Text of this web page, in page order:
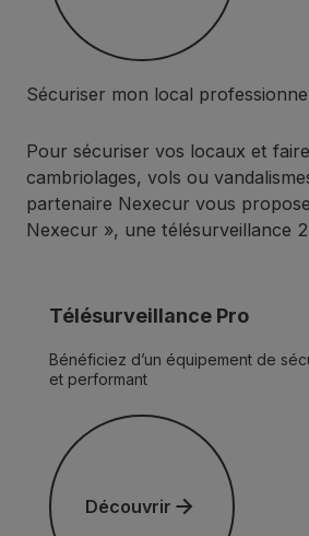
Sécuriser mon local
Pour sécuriser vos locaux et
cambriolages, vols ou
partenaire Nexecur vous
Nexecur », une télésurveillance
Télésurveillance Pro
Bénéficiez d’un équipement de
et performant
Découvrir
Découvrir